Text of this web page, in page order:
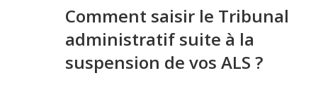
Comment saisir le Tribunal
administratif suite à la
suspension de vos ALS ?